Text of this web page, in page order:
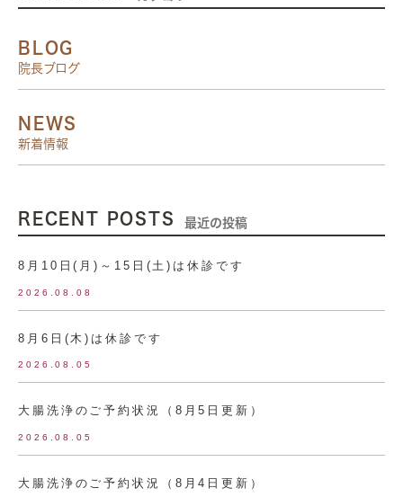
BLOG
院長ブログ
NEWS
新着情報
RECENT POSTS 最近の投稿
8月10日(月)～15日(土)は休診です
2026.08.08
8月6日(木)は休診です
2026.08.05
大腸洗浄のご予約状況（8月5日更新）
2026.08.05
大腸洗浄のご予約状況（8月4日更新）